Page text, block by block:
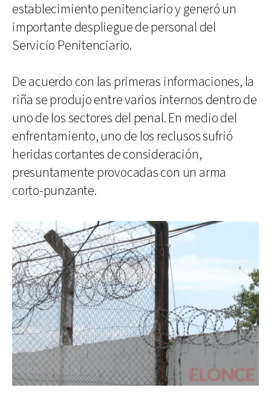
establecimiento penitenciario y generó un
importante despliegue de personal del
Servicio Penitenciario.
De acuerdo con las primeras informaciones, la
riña se produjo entre varios internos dentro de
uno de los sectores del penal. En medio del
enfrentamiento, uno de los reclusos sufrió
heridas cortantes de consideración,
presuntamente provocadas con un arma
corto-punzante.